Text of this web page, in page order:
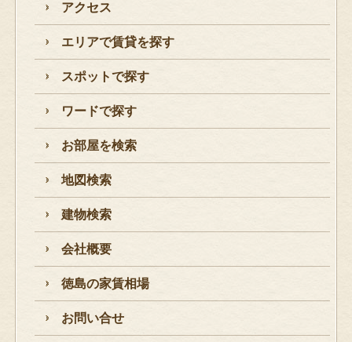
アクセス
エリアで賃貸を探す
スポットで探す
ワードで探す
お部屋を検索
地図検索
建物検索
会社概要
徳島の家賃相場
お問い合せ